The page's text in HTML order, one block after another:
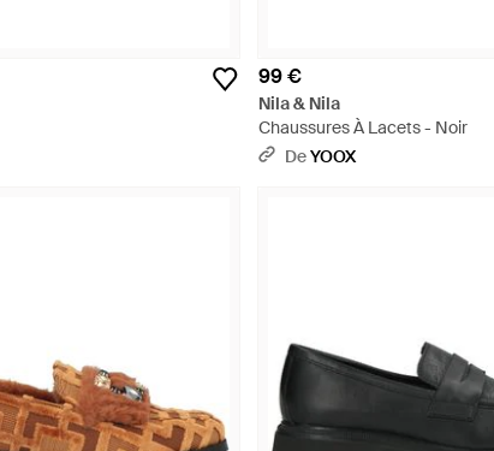
99 €
Nila & Nila
Chaussures À Lacets - Noir
DeYOOX